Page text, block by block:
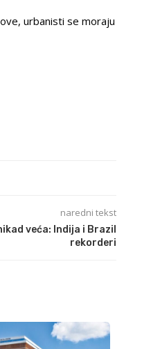
urbanisti se moraju
naredni tekst
veća: Indija i Brazil
rekorderi